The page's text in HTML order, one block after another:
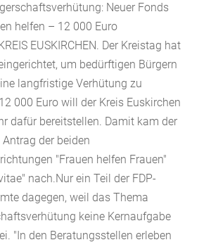
Neuer Fonds
helfen – 12 000 Euro
EUSKIRCHEN. Der Kreistag hat
um bedürftigen Bürgern
langfristige Verhütung zu
000 Euro will der Kreis Euskirchen
dafür bereitstellen. Damit kam der
der beiden
"Frauen helfen Frauen"
nach.Nur ein Teil der FDP-
dagegen, weil das Thema
keine Kernaufgabe
"In den Beratungsstellen erleben